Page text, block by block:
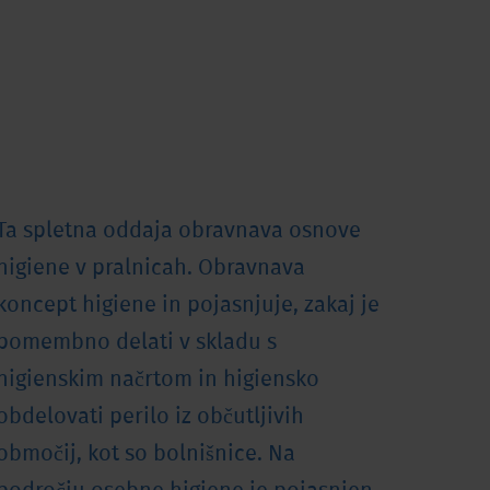
spletna oddaja obravnava osnove
v pralnicah. Obravnava
higiene in pojasnjuje, zakaj je
delati v skladu s
načrtom in higiensko
perilo iz občutljivih
kot so bolnišnice. Na